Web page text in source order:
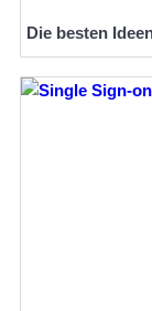
Die besten